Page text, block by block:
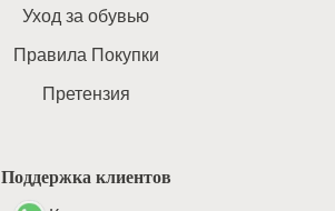
Уход за обувью
Правила Покупки
Претензия
Поддержка клиентов